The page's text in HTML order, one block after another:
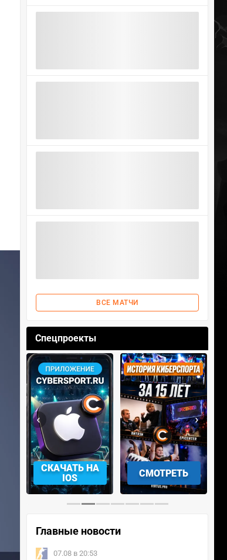
ВСЕ МАТЧИ
Спецпроекты
СМОТРЕТЬ УЧАСТВОВАТЬ
‹ ›
Главные новости
07.08 в 20:53